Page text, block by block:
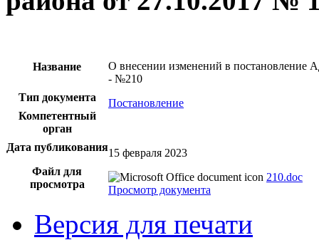
Название
О внесении изменений в постановление
- №210
Тип документа
Постановление
Компетентный
орган
Дата публикования15 февраля 2023
Файл для
просмотра
210.doc
Просмотр документа
Версия для печати